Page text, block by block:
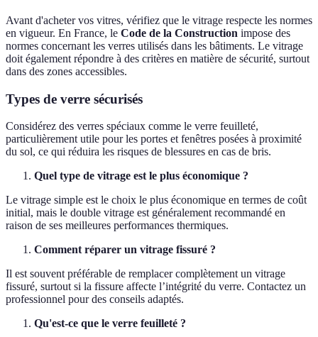
Avant d'acheter vos vitres, vérifiez que le vitrage respecte les normes
en vigueur. En France, le Code de la Construction impose des
normes concernant les verres utilisés dans les bâtiments. Le vitrage
doit également répondre à des critères en matière de sécurité, surtout
dans des zones accessibles.
Types de verre sécurisés
Considérez des verres spéciaux comme le verre feuilleté,
particulièrement utile pour les portes et fenêtres posées à proximité
du sol, ce qui réduira les risques de blessures en cas de bris.
Quel type de vitrage est le plus économique ?
Le vitrage simple est le choix le plus économique en termes de coût
initial, mais le double vitrage est généralement recommandé en
raison de ses meilleures performances thermiques.
Comment réparer un vitrage fissuré ?
Il est souvent préférable de remplacer complètement un vitrage
fissuré, surtout si la fissure affecte l’intégrité du verre. Contactez un
professionnel pour des conseils adaptés.
Qu'est-ce que le verre feuilleté ?